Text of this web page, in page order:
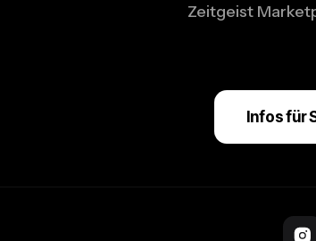
Zeitgeist
Infos für